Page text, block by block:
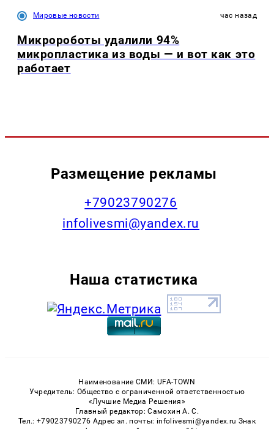
Мировые новости час назад
Микророботы удалили 94%
микропластика из воды — и вот как это
работает
Размещение рекламы
+79023790276
infolivesmi@yandex.ru
Наша статистика
Наименование СМИ: UFA-TOWN
Учредитель: Общество с ограниченной ответственностью
«Лучшие Медиа Решения»
Главный редактор: Самохин А. С.
Тел.: +79023790276 Адрес эл. почты: infolivesmi@yandex.ru Знак